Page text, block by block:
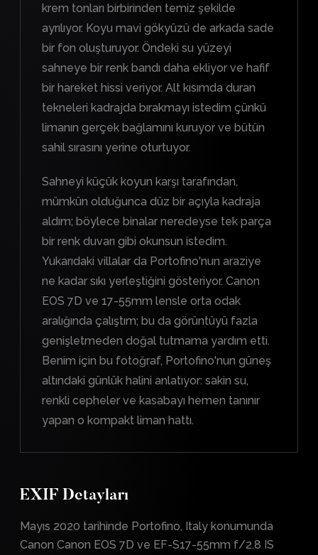
krem tonları birbirinden temiz şekilde
ayrılıyor. Koyu mavi gökyüzü de arkada sade
bir fon oluşturuyor. Öndeki su yüzeyi
sahneye bir renk bandı daha ekliyor ve hafif
bir hareket hissi veriyor. Alt kısımda duran
tekneleri kadrajda bırakmayı istedim çünkü
limanın gerçek bağlamını kuruyor ve bütün
sahil sırasını yerine oturtuyor.
Sahneyi küçük koyun karşı tarafından,
mümkün olduğunca düz bir açıyla kadraja
aldım; böylece binalar neredeyse tek parça
bir renk duvarı gibi okunsun istedim.
Yukarıdaki villalar da Portofino'nun araziye
ne kadar sıkı yerleştiğini gösteriyor. Canon
EOS 7D ve 17-55mm lensle orta odak
aralığında çalıştım; bu da görüntüyü fazla
genişletmeden doğal tutmama yardım etti.
Benim için bu fotoğraf, Portofino'nun güneş
altındaki günlük halini anlatıyor: sakin su,
renkli cepheler ve kasabayı hemen tanınır
yapan o kompakt liman hattı.
EXIF Detayları
Mayıs 2020 tarihinde Portofino, Italy konumunda
Canon Canon EOS 7D ve EF-S17-55mm f/2.8 IS